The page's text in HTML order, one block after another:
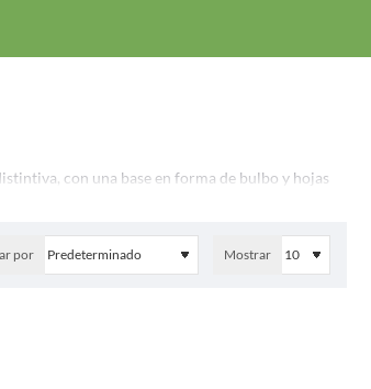
con una base en forma de bulbo y hojas
culinarios y curiosidades interesantes. Tanto si
los romanos. Eran apreciados por sus
por Mostrar